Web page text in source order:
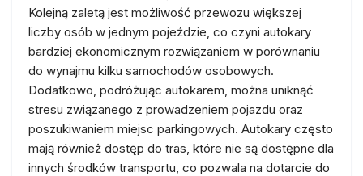
Kolejną zaletą jest możliwość przewozu większej
liczby osób w jednym pojeździe, co czyni autokary
bardziej ekonomicznym rozwiązaniem w porównaniu
do wynajmu kilku samochodów osobowych.
Dodatkowo, podróżując autokarem, można uniknąć
stresu związanego z prowadzeniem pojazdu oraz
poszukiwaniem miejsc parkingowych. Autokary często
mają również dostęp do tras, które nie są dostępne dla
innych środków transportu, co pozwala na dotarcie do